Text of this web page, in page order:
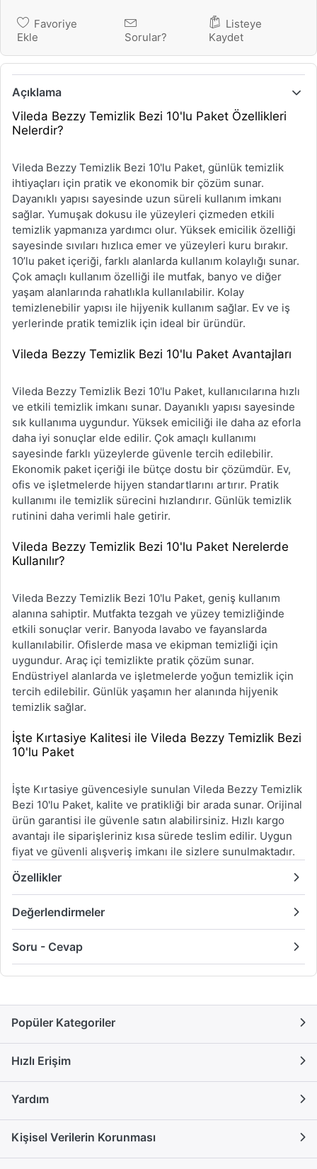
Favoriye
Ekle
Sorular?
Listeye
Kaydet
Açıklama
Vileda Bezzy Temizlik Bezi 10'lu Paket Özellikleri
Nelerdir?
Vileda Bezzy Temizlik Bezi 10'lu Paket, günlük temizlik
ihtiyaçları için pratik ve ekonomik bir çözüm sunar.
Dayanıklı yapısı sayesinde uzun süreli kullanım imkanı
sağlar. Yumuşak dokusu ile yüzeyleri çizmeden etkili
temizlik yapmanıza yardımcı olur. Yüksek emicilik özelliği
sayesinde sıvıları hızlıca emer ve yüzeyleri kuru bırakır.
10’lu paket içeriği, farklı alanlarda kullanım kolaylığı sunar.
Çok amaçlı kullanım özelliği ile mutfak, banyo ve diğer
yaşam alanlarında rahatlıkla kullanılabilir. Kolay
temizlenebilir yapısı ile hijyenik kullanım sağlar. Ev ve iş
yerlerinde pratik temizlik için ideal bir üründür.
Vileda Bezzy Temizlik Bezi 10'lu Paket Avantajları
Vileda Bezzy Temizlik Bezi 10'lu Paket, kullanıcılarına hızlı
ve etkili temizlik imkanı sunar. Dayanıklı yapısı sayesinde
sık kullanıma uygundur. Yüksek emiciliği ile daha az eforla
daha iyi sonuçlar elde edilir. Çok amaçlı kullanımı
sayesinde farklı yüzeylerde güvenle tercih edilebilir.
Ekonomik paket içeriği ile bütçe dostu bir çözümdür. Ev,
ofis ve işletmelerde hijyen standartlarını artırır. Pratik
kullanımı ile temizlik sürecini hızlandırır. Günlük temizlik
rutinini daha verimli hale getirir.
Vileda Bezzy Temizlik Bezi 10'lu Paket Nerelerde
Kullanılır?
Vileda Bezzy Temizlik Bezi 10'lu Paket, geniş kullanım
alanına sahiptir. Mutfakta tezgah ve yüzey temizliğinde
etkili sonuçlar verir. Banyoda lavabo ve fayanslarda
kullanılabilir. Ofislerde masa ve ekipman temizliği için
uygundur. Araç içi temizlikte pratik çözüm sunar.
Endüstriyel alanlarda ve işletmelerde yoğun temizlik için
tercih edilebilir. Günlük yaşamın her alanında hijyenik
temizlik sağlar.
İşte Kırtasiye Kalitesi ile Vileda Bezzy Temizlik Bezi
10'lu Paket
İşte Kırtasiye güvencesiyle sunulan Vileda Bezzy Temizlik
Bezi 10'lu Paket, kalite ve pratikliği bir arada sunar. Orijinal
ürün garantisi ile güvenle satın alabilirsiniz. Hızlı kargo
avantajı ile siparişleriniz kısa sürede teslim edilir. Uygun
fiyat ve güvenli alışveriş imkanı ile sizlere sunulmaktadır.
Özellikler
Değerlendirmeler
Soru - Cevap
Popüler Kategoriler
Hızlı Erişim
Yardım
Kişisel Verilerin Korunması